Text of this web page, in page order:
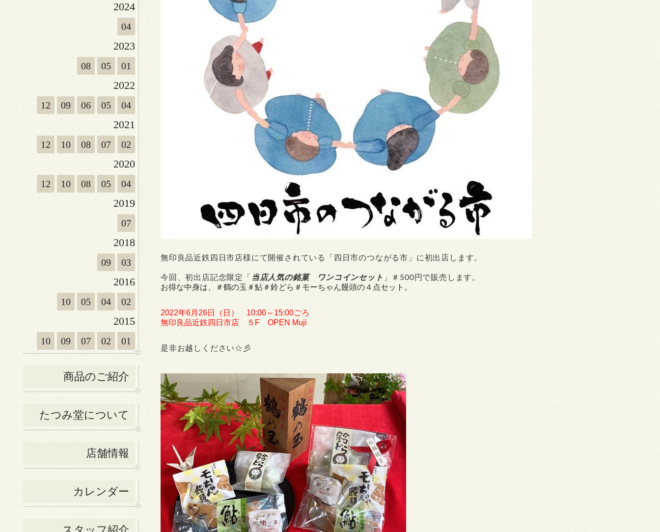
2024
04
2023
08 05 01
2022
12 09 06 05 04
2021
12 10 08 07 02
2020
12 10 08 05 04
2019
07
2018
09 03
2016
10 05 04 02
2015
10 09 07 02 01
商品のご紹介
たつみ堂について
店舗情報
カレンダー
無印良品近鉄四日市店様にて開催されている「四日市のつながる市」に初出店します。
今回、初出店記念限定「 当店人気の銘菓 ワンコインセット 」 ＃500円で販売します。
お得な中身は、＃鶴の玉＃鮎＃鈴どら＃モーちゃん饅頭の４点セット。
2022年6月26日（日） 10:00～15:00ごろ
無印良品近鉄四日市店 ５F OPEN Muji
是非お越しください☆彡